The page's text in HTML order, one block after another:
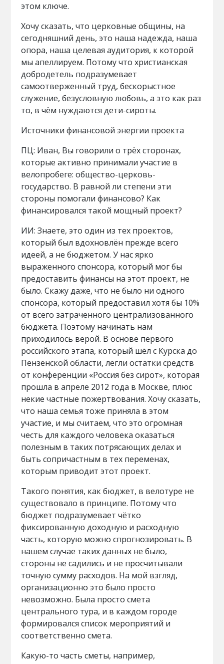
этом ключе.
Хочу сказать, что церковные общины, на
сегодняшний день, это наша надежда, наша
опора, наша целевая аудитория, к которой
мы апеллируем. Потому что христианская
добродетель подразумевает
самоотверженный труд, бескорыстное
служение, безусловную любовь, а это как раз
то, в чём нуждаются дети-сироты.
Источники финансовой энергии проекта
ПЦ: Иван, Вы говорили о трёх сторонах,
которые активно принимали участие в
велопробеге: общество-церковь-
государство. В равной ли степени эти
стороны помогали финансово? Как
финансировался такой мощный проект?
ИИ: Знаете, это один из тех проектов,
который был вдохновлён прежде всего
идеей, а не бюджетом. У нас ярко
выраженного спонсора, который мог бы
предоставить финансы на этот проект, не
было. Скажу даже, что не было ни одного
спонсора, который предоставил хотя бы 10%
от всего затраченного централизованного
бюджета. Поэтому начинать нам
приходилось верой. В основе первого
российского этапа, который шёл с Курска до
Пензенской области, легли остатки средств
от конференции «Россия без сирот», которая
прошла в апреле 2012 года в Москве, плюс
некие частные пожертвования. Хочу сказать,
что наша семья тоже приняла в этом
участие, и мы считаем, что это огромная
честь для каждого человека оказаться
полезным в таких потрясающих делах и
быть сопричастным в тех переменах,
которым приводит этот проект.
Такого понятия, как бюджет, в велотуре не
существовало в принципе. Потому что
бюджет подразумевает чётко
фиксированную доходную и расходную
часть, которую можно спрогнозировать. В
нашем случае таких данных не было,
стороны не садились и не просчитывали
точную сумму расходов. На мой взгляд,
организационно это было просто
невозможно. Была просто смета
центрального тура, и в каждом городе
формировался список мероприятий и
соответственно смета.
Какую-то часть сметы, например,